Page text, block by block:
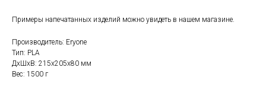
Примеры напечатанных изделий можно увидеть в нашем магазине.
Производитель: Eryone
Тип: PLA
ДxШxВ: 215x205x80 мм
Вес: 1500 г